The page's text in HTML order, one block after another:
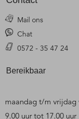
Mail ons
Chat
0572 - 35 47 24
Bereikbaar
maandag t/m vrijdag
9.00 uur tot 17.00 uur